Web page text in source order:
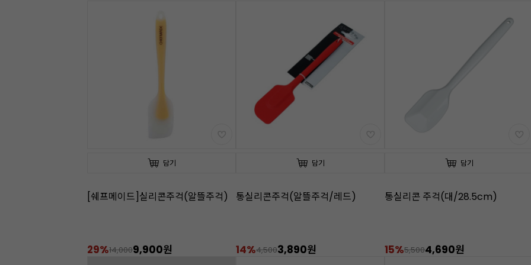
담기
[쉐프메이드]실리콘주걱(알뜰주걱)
29%14,0009,900원
담기
통실리콘주걱(알뜰주걱/레드)
14%4,5003,890원
담기
통실리콘 주걱(대/28.5cm)
15%5,5004,690원